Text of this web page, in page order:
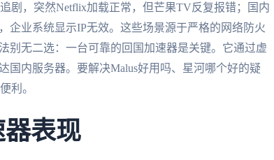
剧，突然Netflix加载正常，但芒果TV反复报错；国内
企业系统显示IP无效。这些场景源于严格的网络防火
别无二选：一台可靠的回国加速器是关键。它通过虚
国内服务器。要解决Malus好用吗、星河哪个好的疑
利。
表现